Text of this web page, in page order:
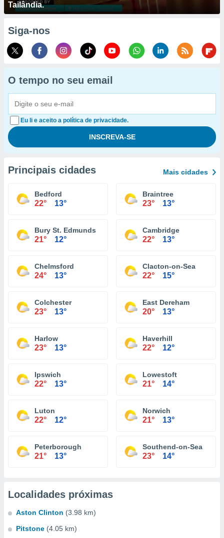
Tailândia.
Siga-nos
O tempo no seu email
Eu li e aceito a política de privacidade.
Principais cidades Mais cidades
Bedford
22° 13°
Braintree
23° 13°
Bury St. Edmunds
21° 12°
Cambridge
22° 13°
Chelmsford
24° 13°
Clacton-on-Sea
22° 15°
Colchester
23° 13°
East Dereham
20° 13°
Harlow
23° 13°
Haverhill
22° 12°
Ipswich
22° 13°
Lowestoft
21° 14°
Luton
22° 12°
Norwich
21° 13°
Peterborough
21° 13°
Southend-on-Sea
23° 14°
Localidades próximas
Aston Clinton (3.98 km)
Pitstone (4.05 km)